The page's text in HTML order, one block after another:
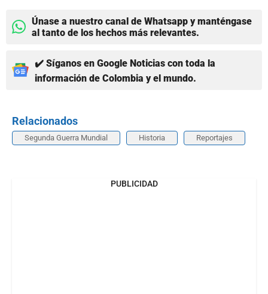
Únase a nuestro canal de Whatsapp y manténgase
al tanto de los hechos más relevantes.
✔️ Síganos en Google Noticias con toda la
información de Colombia y el mundo.
Relacionados
Segunda Guerra Mundial Historia Reportajes
PUBLICIDAD